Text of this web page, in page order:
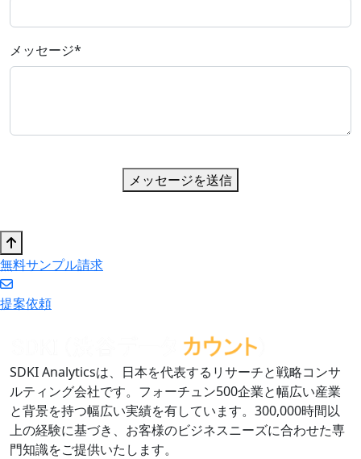
メッセージ*
メッセージを送信
無料サンプル請求
提案依頼
SDKI Analyticsは、日本を代表するリサーチと戦略コンサ
ルティング会社です。フォーチュン500企業と幅広い産業
と背景を持つ幅広い実績を有しています。300,000時間以
上の経験に基づき、お客様のビジネスニーズに合わせた専
門知識をご提供いたします。